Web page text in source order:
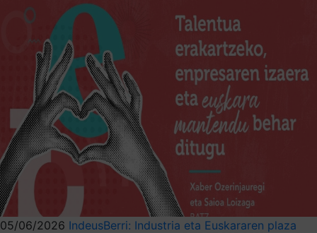
05/06/2026 IndeusBerri: Industria eta Euskararen plaza